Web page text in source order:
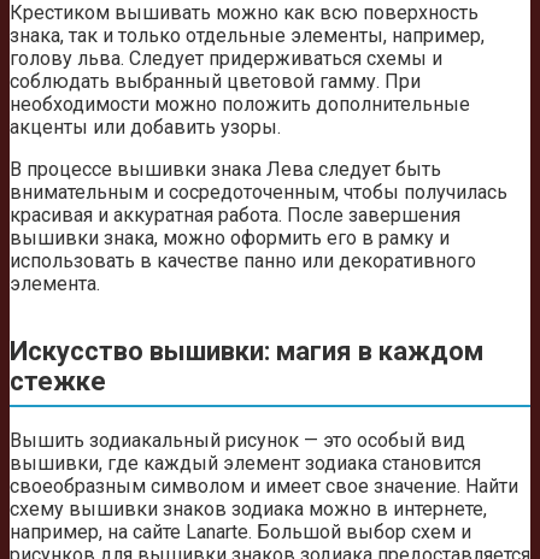
Крестиком вышивать можно как всю поверхность
знака, так и только отдельные элементы, например,
голову льва. Следует придерживаться схемы и
соблюдать выбранный цветовой гамму. При
необходимости можно положить дополнительные
акценты или добавить узоры.
В процессе вышивки знака Лева следует быть
внимательным и сосредоточенным, чтобы получилась
красивая и аккуратная работа. После завершения
вышивки знака, можно оформить его в рамку и
использовать в качестве панно или декоративного
элемента.
Искусство вышивки: магия в каждом
стежке
Вышить зодиакальный рисунок — это особый вид
вышивки, где каждый элемент зодиака становится
своеобразным символом и имеет свое значение. Найти
схему вышивки знаков зодиака можно в интернете,
например, на сайте Lanarte. Большой выбор схем и